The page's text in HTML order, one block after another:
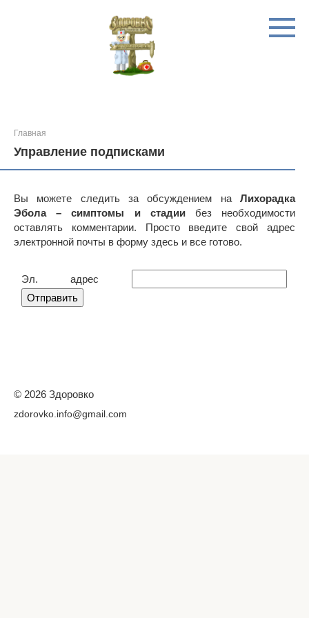
Главная
Управление подписками
Вы можете следить за обсуждением на Лихорадка
Эбола – симптомы и стадиибез необходимости
оставлять комментарии. Просто введите свой адрес
электронной почты в форму здесь и все готово.
Эл. адрес
© 2026 Здоровко
zdorovko.info@gmail.com